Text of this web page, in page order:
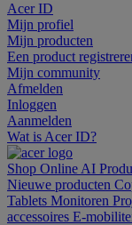
Acer ID
Mijn profiel
Mijn producten
Een product
Mijn community
Afmelden
Inloggen
Aanmelden
Wat is Acer ID?
Shop Online AI
Nieuwe producten
Tablets Monitoren
accessoires E-